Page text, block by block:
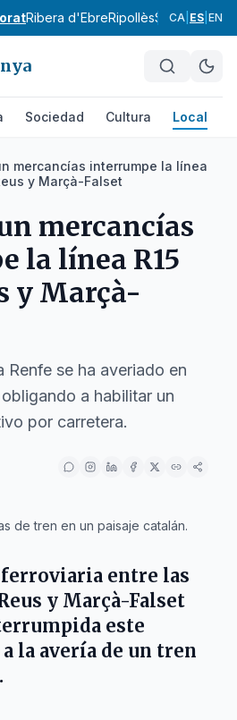
Ribera d'EbreRipollèsSegarra
CA ES EN
Sociedad Cultura Local
mercancías interrumpe la línea
y Marçà-Falset
mercancías
la línea R15
y Marçà-
Renfe se ha averiado en
a habilitar un
por carretera.
de tren en un paisaje catalán.
entre las
y Marçà-Falset
este
la avería de un tren